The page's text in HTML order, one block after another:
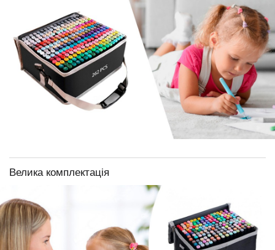
Велика комплектація